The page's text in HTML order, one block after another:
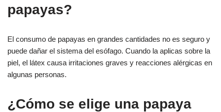
papayas?
El consumo de papayas en grandes cantidades no es seguro y
puede dañar el sistema del esófago. Cuando la aplicas sobre la
piel, el látex causa irritaciones graves y reacciones alérgicas en
algunas personas.
¿Cómo se elige una papaya